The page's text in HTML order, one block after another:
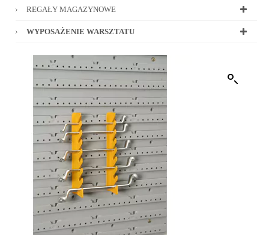
REGAŁY MAGAZYNOWE
WYPOSAŻENIE WARSZTATU